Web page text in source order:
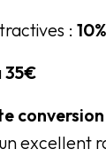
: 10%
35€
conversion
excellent